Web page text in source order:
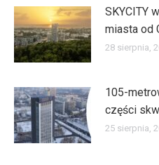
SKYCITY
miasta od
28 sierpnia,
105-
części
25 sierpnia,